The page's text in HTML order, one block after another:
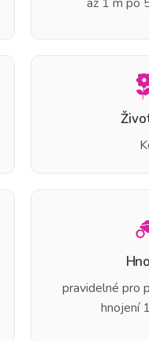
pravidelné pro
hnojení